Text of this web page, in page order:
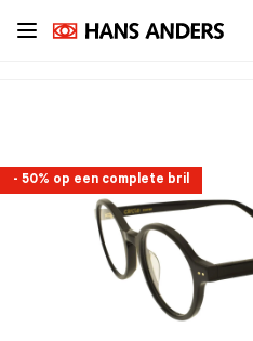
Ga
- 50% op een complete bril